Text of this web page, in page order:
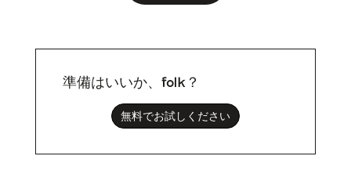
準備はいいか、folk？
無料でお試しください